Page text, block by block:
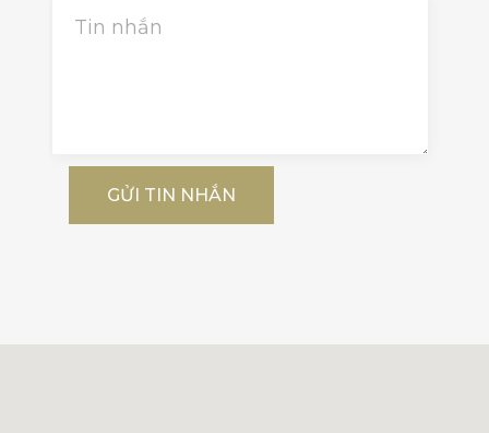
Tin nhắn
GỬI TIN NHẮN